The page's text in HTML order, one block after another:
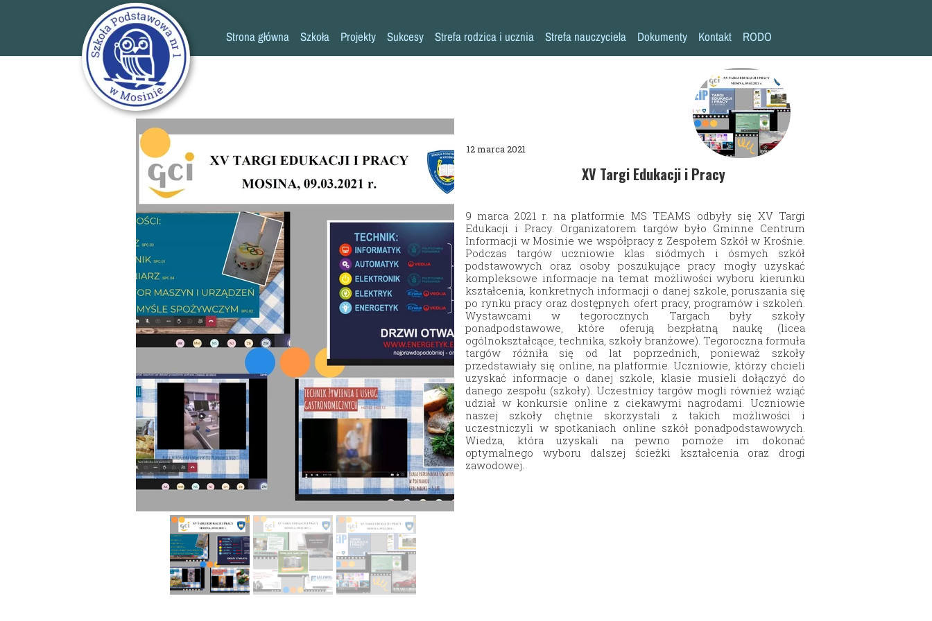
12 marca 2021
9 marca 2021 r. na platformie MS TEAMS odbyły się XV Targi
Edukacji i Pracy. Organizatorem targów było Gminne Centrum
Informacji w Mosinie we współpracy z Zespołem Szkół w Krośnie.
Podczas targów uczniowie klas siódmych i ósmych szkół
podstawowych oraz osoby poszukujące pracy mogły uzyskać
kompleksowe informacje na temat możliwości wyboru kierunku
kształcenia, konkretnych informacji o danej szkole, poruszania się
po rynku pracy oraz dostępnych ofert pracy, programów i szkoleń.
Wystawcami w tegorocznych Targach były szkoły
ponadpodstawowe, które oferują bezpłatną naukę (licea
ogólnokształcące, technika, szkoły branżowe). Tegoroczna formuła
targów różniła się od lat poprzednich, ponieważ szkoły
przedstawiały się online, na platformie. Uczniowie, którzy chcieli
uzyskać informacje o danej szkole, klasie musieli dołączyć do
danego zespołu (szkoły). Uczestnicy targów mogli również wziąć
udział w konkursie online z ciekawymi nagrodami. Uczniowie
naszej szkoły chętnie skorzystali z takich możliwości i
uczestniczyli w spotkaniach online szkół ponadpodstawowych.
Wiedza, która uzyskali na pewno pomoże im dokonać
optymalnego wyboru dalszej ścieżki kształcenia oraz drogi
zawodowej.
XV Targi Edukacji i Pracy
Strona główna Szkoła
Historia szkoły
Pedagog
Pielęgniarka
Rada rodziców
Biblioteka
Stołówka
Świetlica
Kronika
Projekty
Erasmus+ AKREDYTACJA
Niebieskie Igrzyska
Każdy inny - wszyscy równi
Szkoła Odpowiedzialna Cyfrowo
Zaczytana Jedynka
#SuperKoderzy
# klikaj pozytywnie
Nasza szkoła jest OK
Erasmus+ Uniwersalny Język Sztuki
Erasmus+ Przez dwujęzyczność do przyszłości
Erasmus+ Mózgi w szkole. Wiedza jest potęgą!
Sukcesy
Konkursy przedmiotowe
Aleja Sław
Strefa rodzica i ucznia
Klasy 0-3
Pomoc specjalistów w trudnych sytuacjach
Kalendarz roku szkolnego
Harmonogram imprez i uroczystości
Nasza szkoła jest SUPER!
Klasy dwujęzyczne
Doradztwo zawodowe
Nabór
Strefa nauczyciela
Pliki do pobrania
Dokumenty
Statut szkoły
Plan pracy szkoły
Wymagania edukacyjne
Program wychowawczo-profilaktyczny
Procedura bezpieczeństwa/Covid-19
Deklaracja dostępności
Standardy Ochrony Małoletnich
Kontakt RODO